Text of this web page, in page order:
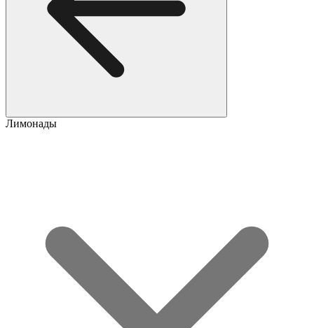
Лимонады